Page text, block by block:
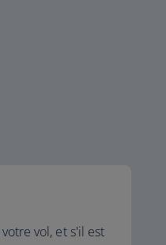
vol, et s'il est